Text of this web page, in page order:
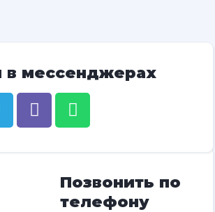
в мессенджерах
Позвонить по
телефону